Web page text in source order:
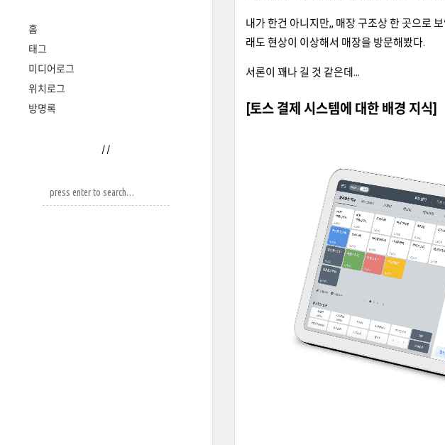
홈
태그
미디어로그
위치로그
방명록
/ /
내가 한건 아니지만,, 매장 구조상 한 곳으로
래도 현상이 이상해서 매장을 방문해봤다.
서론이 꽤나 길 것 같은데...
[토스 결제 시스템에 대한 배경 지식]